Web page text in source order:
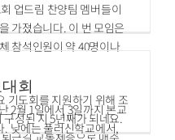
업드림 찬양팀 멤버들이
가졌습니다. 이 번 모임은
참석인원이 약 40명이나
기도회를 지원하기 위해 조
성된 지 5년째가 되네요.
근길 교통체증으로 매주
회
2월 1일에서 3일까지 본교
. 낮에는 풀러신학교에서,